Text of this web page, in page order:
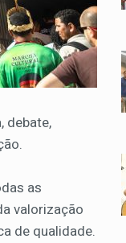
debate,
as
valorização
de qualidade.